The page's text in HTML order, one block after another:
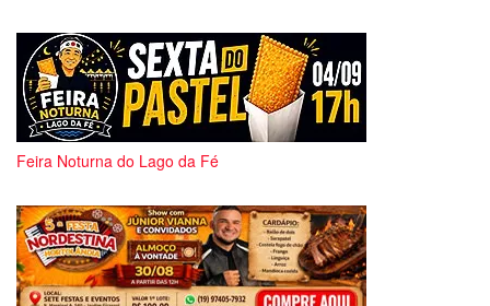
Feira Noturna do Lago da Fé